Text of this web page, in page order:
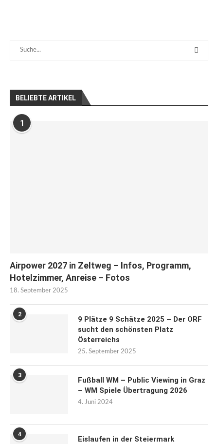
BELIEBTE ARTIKEL
1
Airpower 2027 in Zeltweg – Infos, Programm,
Hotelzimmer, Anreise – Fotos
18. September 2025
2
9 Plätze 9 Schätze 2025 – Der ORF
sucht den schönsten Platz
Österreichs
25. September 2025
3
Fußball WM – Public Viewing in Graz
– WM Spiele Übertragung 2026
4. Juni 2024
4
Eislaufen in der Steiermark